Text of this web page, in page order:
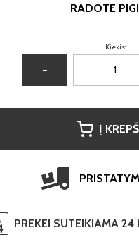
RADOTE
Kiekis:
−
Į
PREKEI SUTEIKIAMA 24